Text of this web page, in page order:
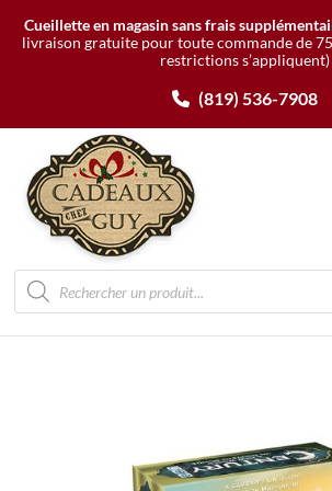
Cueillette en magasin sans frais
livraison gratuite pour toute commande de
restrictions s’appliquent)
(819) 536-7908
Recherche
de
produits